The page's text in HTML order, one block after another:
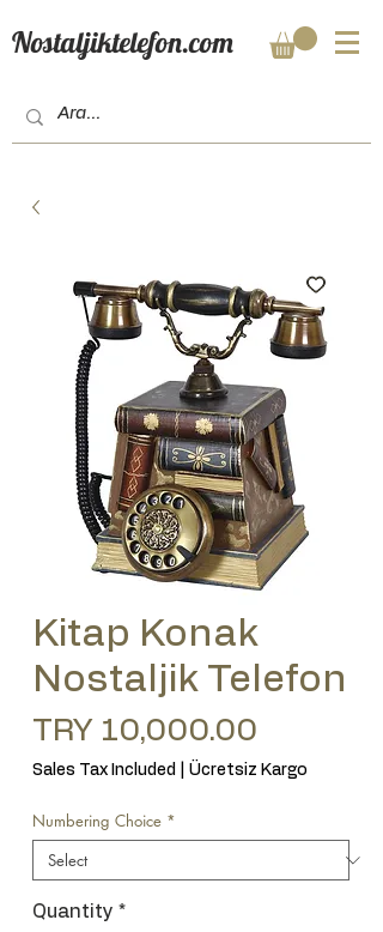
Nostaljiktelefon.com
Kitap Konak
Nostaljik Telefon
TRY 10,000.00
Sales Tax Included Ücretsiz Kargo
Numbering Choice *
Quantity *